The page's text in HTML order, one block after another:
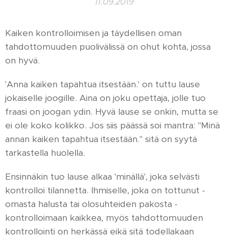
Kaiken kontrolloimisen ja täydellisen oman
tahdottomuuden puolivälissä on ohut kohta, jossa
on hyvä.
'Anna kaiken tapahtua itsestään.' on tuttu lause
jokaiselle joogille. Aina on joku opettaja, jolle tuo
fraasi on joogan ydin. Hyvä lause se onkin, mutta se
ei ole koko kolikko. Jos siis päässä soi mantra: "Minä
annan kaiken tapahtua itsestään." sitä on syytä
tarkastella huolella.
Ensinnäkin tuo lause alkaa 'minällä', joka selvästi
kontrolloi tilannetta. Ihmiselle, joka on tottunut -
omasta halusta tai olosuhteiden pakosta -
kontrolloimaan kaikkea, myös tahdottomuuden
kontrollointi on herkässä eikä sitä todellakaan